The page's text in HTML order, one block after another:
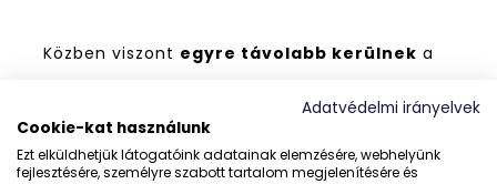
Közben viszont egyre távolabb kerülnek a
kerül háttérbe, hanem a munka is egyre
inkább nyűggé kezd válni. Ilyenkor gyakran
Adatvédelmi irányelvek
Cookie-kat használunk
Ezt elküldhetjük látogatóink adatainak elemzésére, webhelyünk
fejlesztésére, személyre szabott tartalom megjelenítésére és